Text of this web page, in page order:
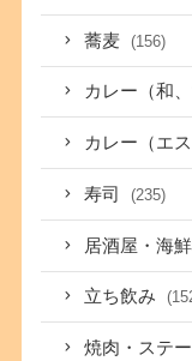
蕎麦 (156)
カレー（和
カレー（エ
寿司 (235)
居酒屋・海
立ち飲み
焼肉・ステ